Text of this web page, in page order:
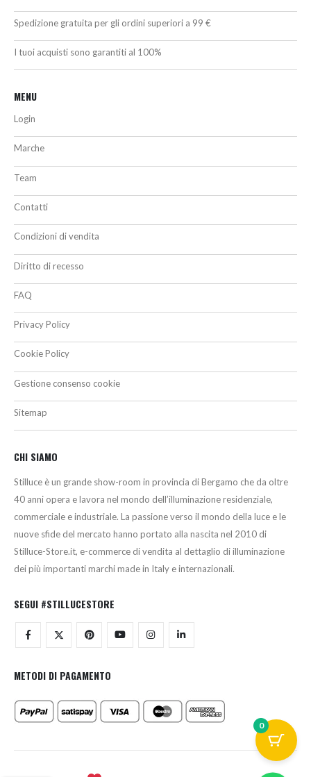
Spedizione gratuita per gli ordini superiori a 99 €
I tuoi acquisti sono garantiti al 100%
MENU
Login
Marche
Team
Contatti
Condizioni di vendita
Diritto di recesso
FAQ
Privacy Policy
Cookie Policy
Gestione consenso cookie
Sitemap
CHI SIAMO
Stilluce è un grande show-room in provincia di Bergamo che da oltre
40 anni opera e lavora nel mondo dell’illuminazione residenziale,
commerciale e industriale. La passione verso il mondo della luce e le
nuove sfide del mercato hanno portato alla nascita nel 2010 di
Stilluce-Store.it, e-commerce di vendita al dettaglio di illuminazione
dei più importanti marchi made in Italy e internazionali.
SEGUI #STILLUCESTORE
METODI DI PAGAMENTO
0